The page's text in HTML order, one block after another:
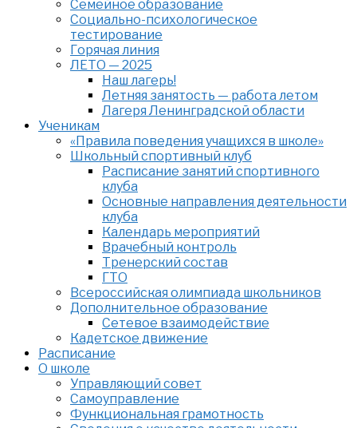
Семейное образование
Cоциально-психологическое
тестирование
Горячая линия
ЛЕТО — 2025
Наш лагерь!
Летняя занятость — работа летом
Лагеря Ленинградской области
Ученикам
«Правила поведения учащихся в школе»
Школьный спортивный клуб
Расписание занятий спортивного
клуба
Основные направления деятельности
клуба
Календарь мероприятий
Врачебный контроль
Тренерский состав
ГТО
Всероссийская олимпиада школьников
Дополнительное образование
Сетевое взаимодействие
Кадетское движение
Расписание
О школе
Управляющий совет
Самоуправление
Функциональная грамотность